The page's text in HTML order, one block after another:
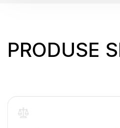
PRODUSE